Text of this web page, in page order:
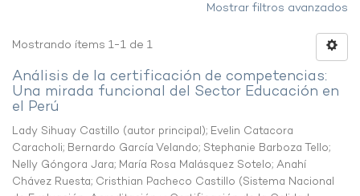
Mostrar filtros avanzados
Mostrando ítems 1-1 de 1
Análisis de la certificación de competencias:
Una mirada funcional del Sector Educación en
el Perú
Lady Sihuay Castillo (autor principal); Evelin Catacora
Caracholi; Bernardo García Velando; Stephanie Barboza Tello;
Nelly Góngora Jara; María Rosa Malásquez Sotelo; Anahí
Chávez Ruesta; Cristhian Pacheco Castillo (Sistema Nacional